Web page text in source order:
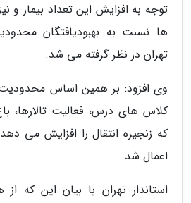
توجه به افزایش این تعداد بیمار و
ها نسبت به بهبودیافتگان
تهران در نظر گرفته می شد.
وی افزود: بر همین اساس
کلاس های درس، فعالیت تالارها،
که زنجیره انتقال را افزایش می
اعمال شد.
استاندار تهران با بیان این که از